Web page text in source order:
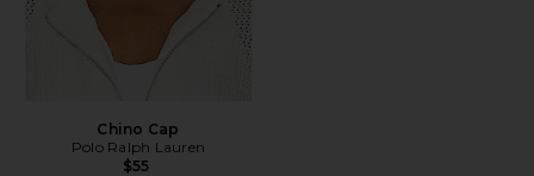
Chino Cap
Polo Ralph Lauren
$55